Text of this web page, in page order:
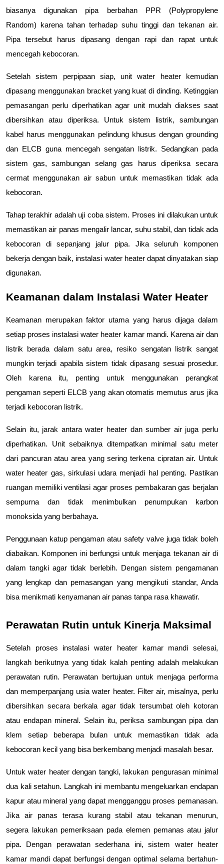
biasanya digunakan pipa berbahan PPR (Polypropylene
Random) karena tahan terhadap suhu tinggi dan tekanan air.
Pipa tersebut harus dipasang dengan rapi dan rapat untuk
mencegah kebocoran.
Setelah sistem perpipaan siap, unit water heater kemudian
dipasang menggunakan bracket yang kuat di dinding. Ketinggian
pemasangan perlu diperhatikan agar unit mudah diakses saat
dibersihkan atau diperiksa. Untuk sistem listrik, sambungan
kabel harus menggunakan pelindung khusus dengan grounding
dan ELCB guna mencegah sengatan listrik. Sedangkan pada
sistem gas, sambungan selang gas harus diperiksa secara
cermat menggunakan air sabun untuk memastikan tidak ada
kebocoran.
Tahap terakhir adalah uji coba sistem. Proses ini dilakukan untuk
memastikan air panas mengalir lancar, suhu stabil, dan tidak ada
kebocoran di sepanjang jalur pipa. Jika seluruh komponen
bekerja dengan baik, instalasi water heater dapat dinyatakan siap
digunakan.
Keamanan dalam Instalasi Water Heater
Keamanan merupakan faktor utama yang harus dijaga dalam
setiap proses instalasi water heater kamar mandi. Karena air dan
listrik berada dalam satu area, resiko sengatan listrik sangat
mungkin terjadi apabila sistem tidak dipasang sesuai prosedur.
Oleh karena itu, penting untuk menggunakan perangkat
pengaman seperti ELCB yang akan otomatis memutus arus jika
terjadi kebocoran listrik.
Selain itu, jarak antara water heater dan sumber air juga perlu
diperhatikan. Unit sebaiknya ditempatkan minimal satu meter
dari pancuran atau area yang sering terkena cipratan air. Untuk
water heater gas, sirkulasi udara menjadi hal penting. Pastikan
ruangan memiliki ventilasi agar proses pembakaran gas berjalan
sempurna dan tidak menimbulkan penumpukan karbon
monoksida yang berbahaya.
Penggunaan katup pengaman atau safety valve juga tidak boleh
diabaikan. Komponen ini berfungsi untuk menjaga tekanan air di
dalam tangki agar tidak berlebih. Dengan sistem pengamanan
yang lengkap dan pemasangan yang mengikuti standar, Anda
bisa menikmati kenyamanan air panas tanpa rasa khawatir.
Perawatan Rutin untuk Kinerja Maksimal
Setelah proses instalasi water heater kamar mandi selesai,
langkah berikutnya yang tidak kalah penting adalah melakukan
perawatan rutin. Perawatan bertujuan untuk menjaga performa
dan memperpanjang usia water heater. Filter air, misalnya, perlu
dibersihkan secara berkala agar tidak tersumbat oleh kotoran
atau endapan mineral. Selain itu, periksa sambungan pipa dan
klem setiap beberapa bulan untuk memastikan tidak ada
kebocoran kecil yang bisa berkembang menjadi masalah besar.
Untuk water heater dengan tangki, lakukan pengurasan minimal
dua kali setahun. Langkah ini membantu mengeluarkan endapan
kapur atau mineral yang dapat mengganggu proses pemanasan.
Jika air panas terasa kurang stabil atau tekanan menurun,
segera lakukan pemeriksaan pada elemen pemanas atau jalur
pipa. Dengan perawatan sederhana ini, sistem water heater
kamar mandi dapat berfungsi dengan optimal selama bertahun-